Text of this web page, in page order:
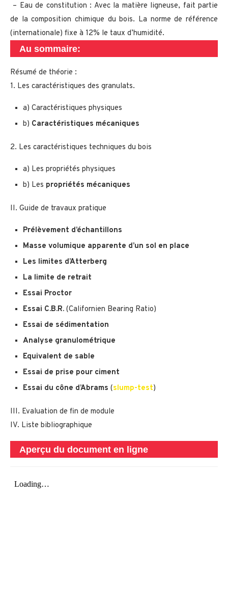
– Eau de constitution : Avec la matière ligneuse, fait partie
de la composition chimique du bois. La norme de référence
(internationale) fixe à 12% le taux d’humidité.
Au sommaire:
Résumé de théorie :
1. Les caractéristiques des granulats.
a) Caractéristiques physiques
b) Caractéristiques mécaniques
2. Les caractéristiques techniques du bois
a) Les propriétés physiques
b) Les propriétés mécaniques
II. Guide de travaux pratique
Prélèvement d’échantillons
Masse volumique apparente d’un sol en place
Les limites d’Atterberg
La limite de retrait
Essai Proctor
Essai C.B.R. (Californien Bearing Ratio)
Essai de sédimentation
Analyse granulométrique
Equivalent de sable
Essai de prise pour ciment
Essai du cône d’Abrams (slump-test)
III. Evaluation de fin de module
IV. Liste bibliographique
Aperçu du document en ligne